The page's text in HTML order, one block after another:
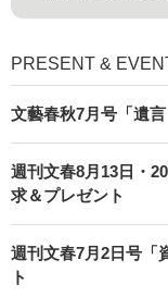
PRESENT &
文藝春秋7月号「遺
週刊文春8月13日・
求＆プレゼント
週刊文春7月2日号「
ト